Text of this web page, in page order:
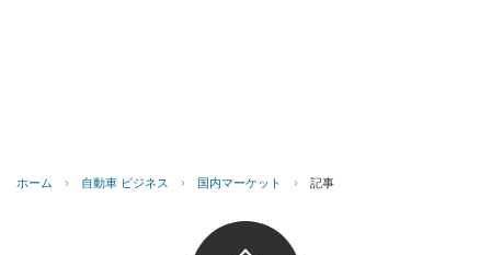
ホーム › 自動車 ビジネス › 国内マーケット › 記事